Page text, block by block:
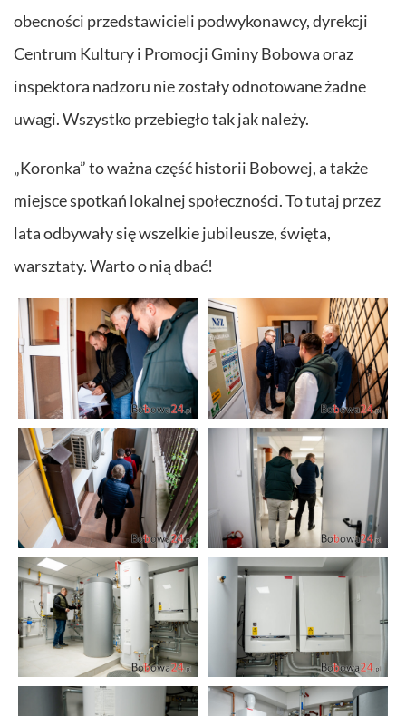
obecności przedstawicieli podwykonawcy, dyrekcji
Centrum Kultury i Promocji Gminy Bobowa oraz
inspektora nadzoru nie zostały odnotowane żadne
uwagi. Wszystko przebiegło tak jak należy.
„Koronka” to ważna część historii Bobowej, a także
miejsce spotkań lokalnej społeczności. To tutaj przez
lata odbywały się wszelkie jubileusze, święta,
warsztaty. Warto o nią dbać!